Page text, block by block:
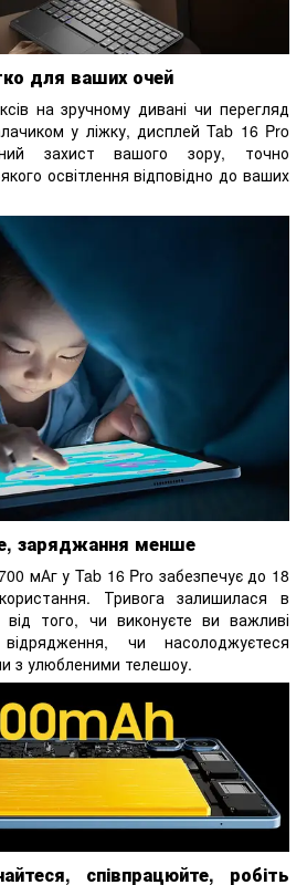
для ваших очей
на зручному дивані чи перегляд
у ліжку, дисплей Tab 16 Pro
захист вашого зору, точно
освітлення відповідно до ваших
заряджання менше
мАг у Tab 16 Pro забезпечує до 18
Тривога залишилася в
того, чи виконуєте ви важливі
чи насолоджуєтеся
з улюбленими телешоу.
співпрацюйте, робіть